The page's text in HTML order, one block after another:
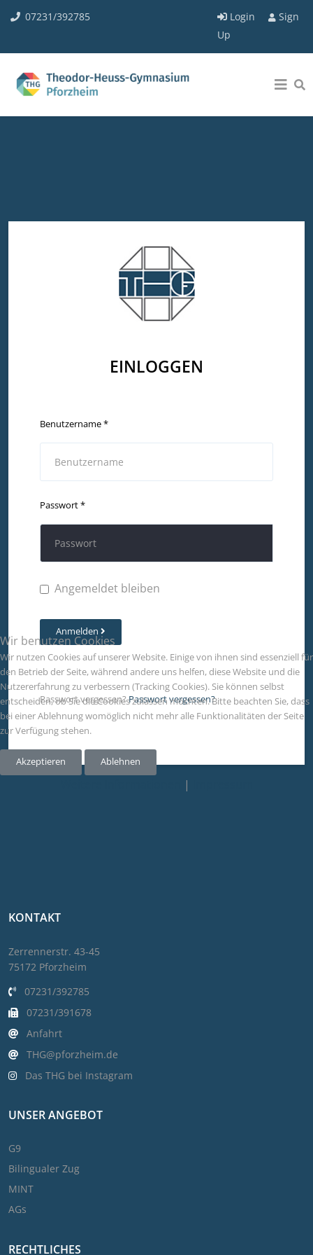
07231/392785 Login
Sign
Up
EINLOGGEN
Benutzername*
Passwort*
Angemeldet bleiben
Anmelden
Passwort vergessen?Passwort vergessen?
KONTAKT
Zerrennerstr. 43-45
75172 Pforzheim
07231/392785
07231/391678
Anfahrt
THG@pforzheim.de
Das THG bei Instagram
UNSER ANGEBOT
G9
Bilingualer Zug
MINT
AGs
RECHTLICHES
Wir benutzen Cookies
Wir nutzen Cookies auf unserer Website. Einige von ihnen sind essenziell für
den Betrieb der Seite, während andere uns helfen, diese Website und die
Nutzererfahrung zu verbessern (Tracking Cookies). Sie können selbst
entscheiden, ob Sie die Cookies zulassen möchten. Bitte beachten Sie, dass
bei einer Ablehnung womöglich nicht mehr alle Funktionalitäten der Seite
zur Verfügung stehen.
Akzeptieren Ablehnen
|